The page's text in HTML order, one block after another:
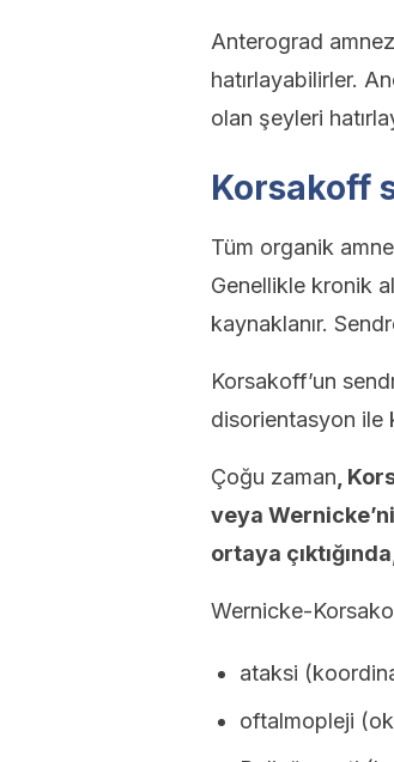
Anterograd
hatırlayabilirler.
olan şeyleri
Korsakoff
Tüm organik
Genellikle kronik
kaynaklanır.
Korsakoff’un
disorientasyon ile
Çoğu zaman ,
veya
ortaya
Wernicke-
ataksi
oftalmopleji